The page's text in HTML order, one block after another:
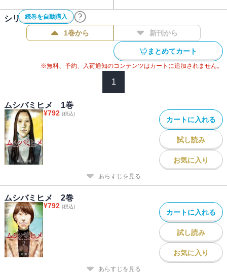
続巻を自動購入
シリーズ作品(5件)
1巻から 新刊から
まとめてカート
※無料、予約、入荷通知のコンテンツはカートに追加されません。
1
ムシバミヒメ 1巻
¥792 (税込)
カートに入れる
試し読み
お気に入り
あらすじを見る
ムシバミヒメ 2巻
¥792 (税込)
カートに入れる
試し読み
お気に入り
あらすじを見る